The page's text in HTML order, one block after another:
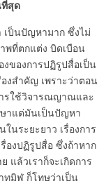
ที่สุด
เป็นปัญหามาก ซึ่งไม่
พที่ตกแต่ง บิดเบือน
ของการปฏิรูปสื่อเป็น
งสำคัญ เพราะว่าตอน
รใช้วิจารณญาณและ
าแต่มันเป็นปัญหา
นระยะยาว เรื่องการ
องปฏิรูปสื่อ ซึ่งถ้าหาก
แล้วเราก็จะเกิดการ
ทมิฬ ก็โทษว่าเป็น